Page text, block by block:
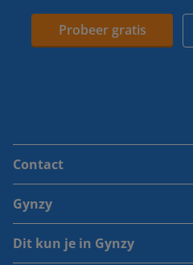
Probeer gratis
Contact
Gynzy
Dit kun je in Gynzy